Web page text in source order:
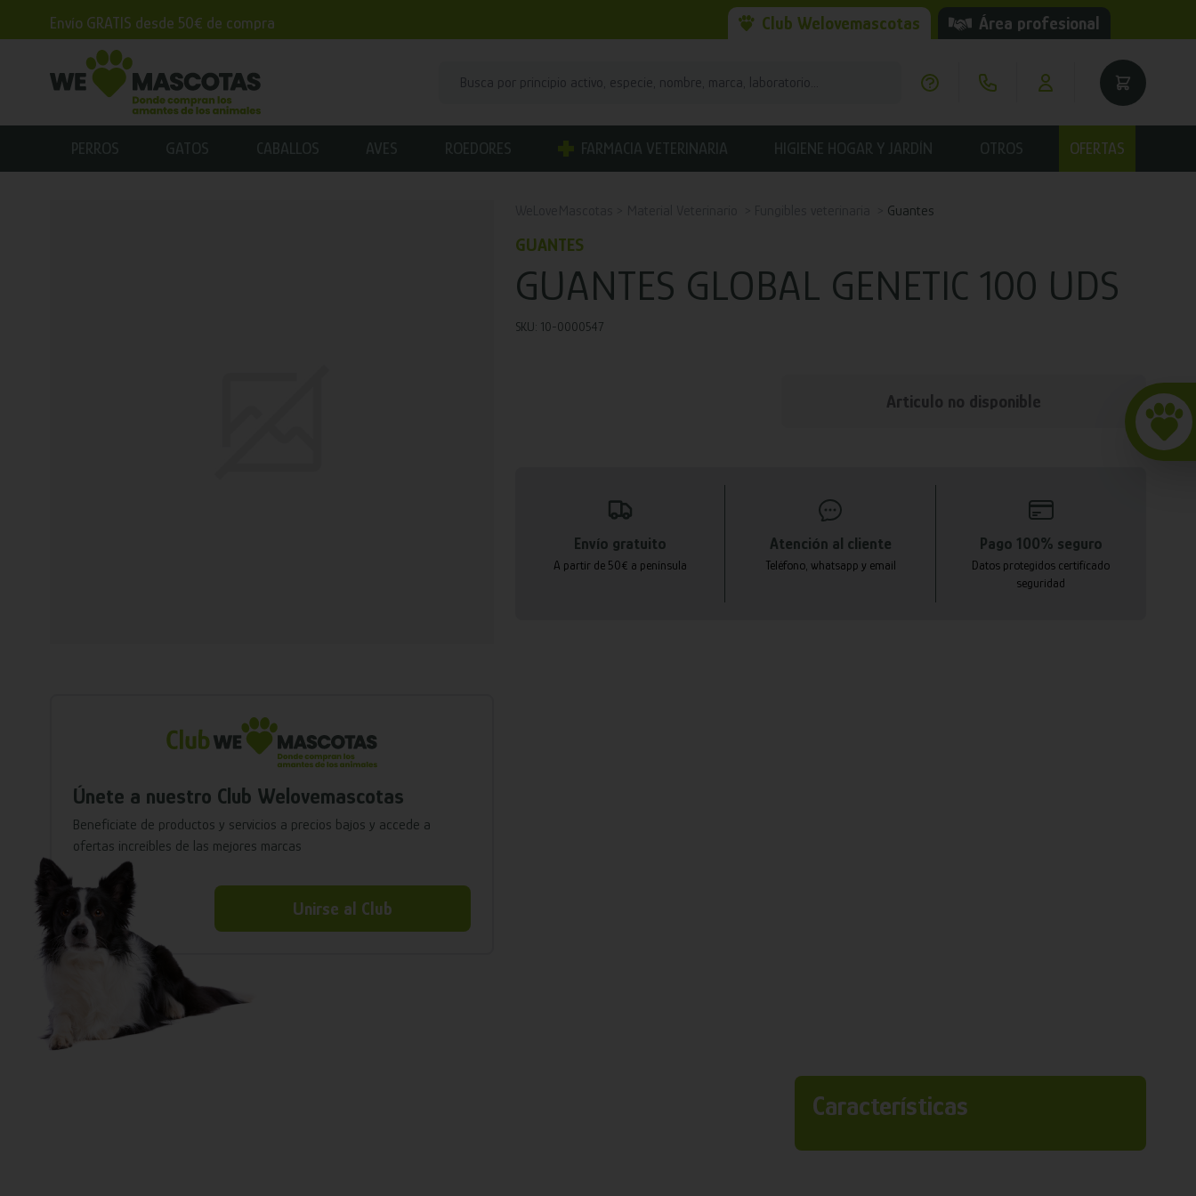
Envío GRATIS desde 50€ de compra Club Welovemascotas Área profesional
PERROS GATOS CABALLOS AVES ROEDORES FARMACIA VETERINARIA HIGIENE HOGAR Y JARDÍN OTROS OFERTAS
Únete a nuestro Club Welovemascotas
Benefíciate de productos y servicios a precios bajos y accede a
ofertas increíbles de las mejores marcas
Unirse al Club
Guantes
GUANTES
GUANTES GLOBAL GENETIC 100 UDS
SKU: 10-0000547
Articulo no disponible
Envío gratuito
A partir de 50€ a península
Atención al cliente
Teléfono, whatsapp y email
Pago 100% seguro
Datos protegidos certificado
seguridad
Características